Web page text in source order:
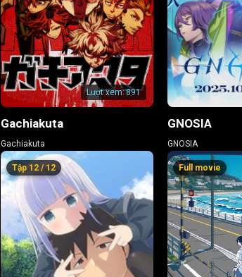
Lượt xem:891
Gachiakuta
Gachiakuta
GNOSIA
GNOSIA
Tập 12 / 12 Full movie